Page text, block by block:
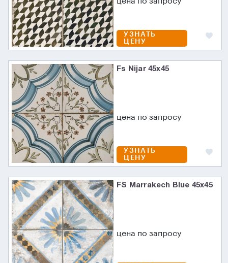
УЗНАТЬ
ЦЕНУ
Fs Nijar 45х45
цена по запросу
УЗНАТЬ
ЦЕНУ
FS Marrakech Blue 45x45
цена по запросу